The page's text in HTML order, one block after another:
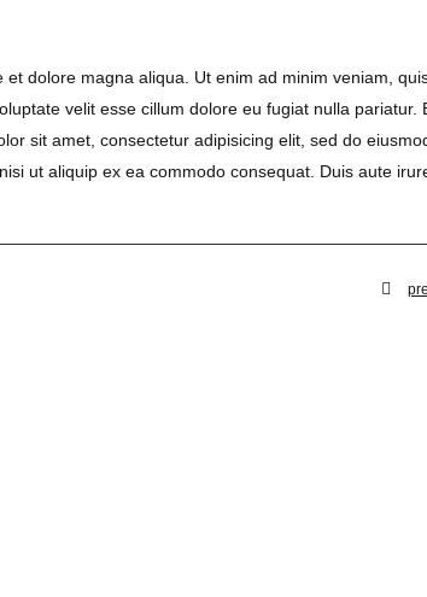
dolore magna aliqua. Ut enim ad minim veniam,
velit esse cillum dolore eu fugiat nulla pariatur.
sit amet, consectetur adipisicing elit, sed do
ut aliquip ex ea commodo consequat. Duis aute